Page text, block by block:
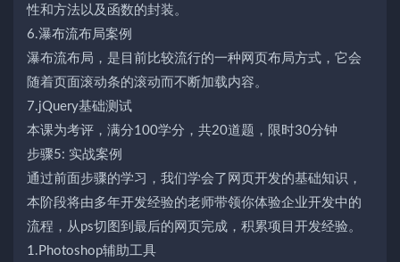
性和方法以及函数的封装。
6.瀑布流布局案例
瀑布流布局，是目前比较流行的一种网页布局方式，它会
随着页面滚动条的滚动而不断加载内容。
7.jQuery基础测试
本课为考评，满分100学分，共20道题，限时30分钟
步骤5: 实战案例
通过前面步骤的学习，我们学会了网页开发的基础知识，
本阶段将由多年开发经验的老师带领你体验企业开发中的
流程，从ps切图到最后的网页完成，积累项目开发经验。
1.Photoshop辅助工具